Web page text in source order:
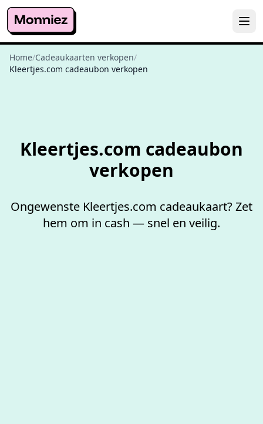
Home/Cadeaukaarten verkopen/
Kleertjes.com cadeaubon verkopen
Kleertjes.com cadeaubon
verkopen
Ongewenste Kleertjes.com cadeaukaart? Zet
hem om in cash — snel en veilig.